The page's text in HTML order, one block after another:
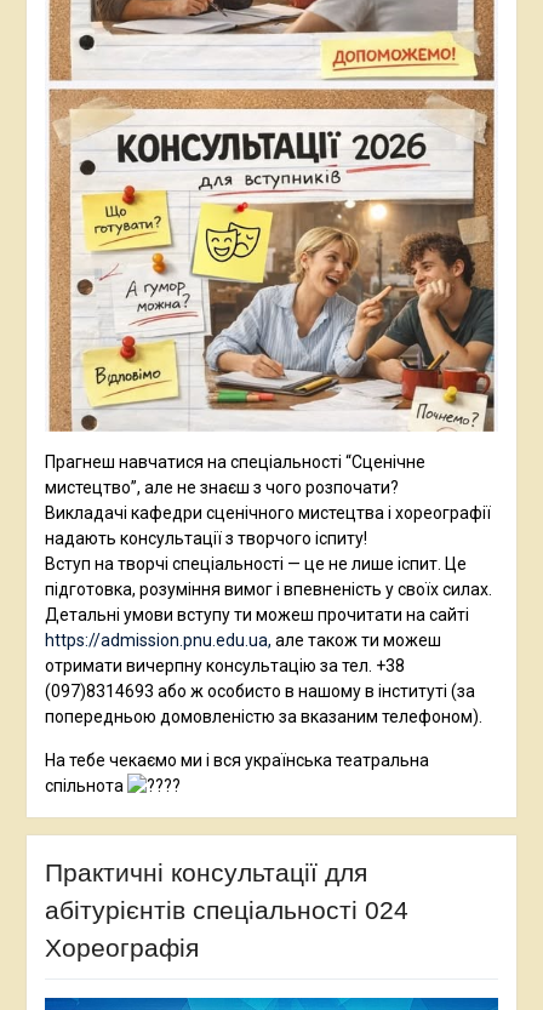
Прагнеш навчатися на спеціальності “Сценічне
мистецтво”, але не знаєш з чого розпочати?
Викладачі кафедри сценічного мистецтва і хореографії
надають консультації з творчого іспиту!
Вступ на творчі спеціальності — це не лише іспит. Це
підготовка, розуміння вимог і впевненість у своїх силах.
Детальні умови вступу ти можеш прочитати на сайті
https://admission.pnu.edu.ua, але також ти можеш
отримати вичерпну консультацію за тел. +38
(097)8314693 або ж особисто в нашому в інституті (за
попередньою домовленістю за вказаним телефоном).
На тебе чекаємо ми і вся українська театральна
спільнота
Практичні консультації для
абітурієнтів спеціальності 024
Хореографія